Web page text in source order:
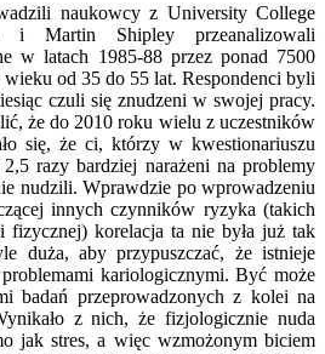
naukowcy z University College
Martin Shipley przeanalizowali
w latach 1985-88 przez ponad 7500
od 35 do 55 lat. Respondenci byli
czuli się znudzeni w swojej pracy.
że do 2010 roku wielu z uczestników
się, że ci, którzy w kwestionariuszu
razy bardziej narażeni na problemy
nudzili. Wprawdzie po wprowadzeniu
innych czynników ryzyka (takich
fizycznej) korelacja ta nie była już tak
duża, aby przypuszczać, że istnieje
kariologicznymi. Być może
badań przeprowadzonych z kolei na
z nich, że fizjologicznie nuda
jak stres, a więc wzmożonym biciem